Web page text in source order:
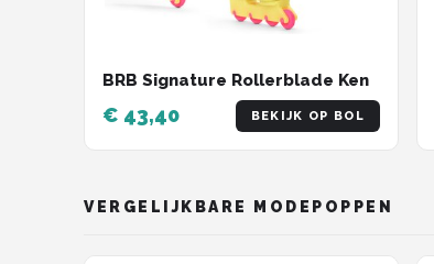
BRB Signature Rollerblade Ken
€ 43,40 BEKIJK OP BOL
VERGELIJKBARE MODEPOPPEN